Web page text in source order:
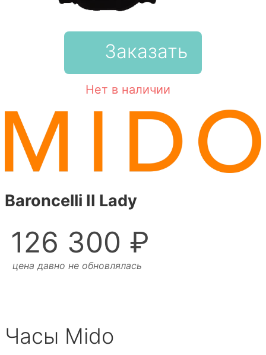
Заказать
Нет в наличии
Baroncelli II Lady
126 300 ₽
цена давно не обновлялась
Часы Mido